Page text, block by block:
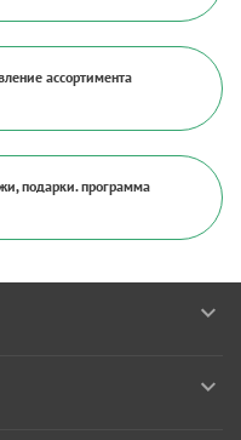
ассортимента
подарки. программа